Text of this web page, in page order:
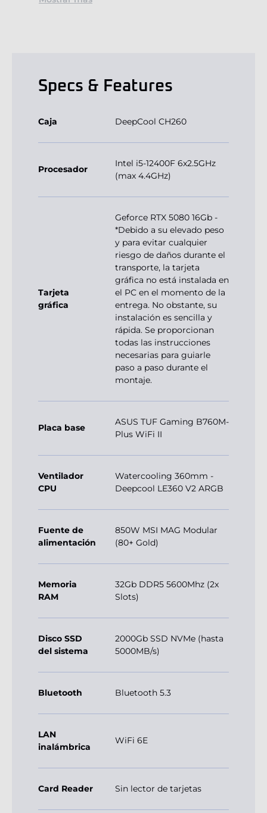
Specs & Features
Caja DeepCool CH260
Procesador
Intel i5-12400F 6x2.5GHz
(max 4.4GHz)
Tarjeta
gráfica
Geforce RTX 5080 16Gb -
*Debido a su elevado peso
y para evitar cualquier
riesgo de daños durante el
transporte, la tarjeta
gráfica no está instalada en
el PC en el momento de la
entrega. No obstante, su
instalación es sencilla y
rápida. Se proporcionan
todas las instrucciones
necesarias para guiarle
paso a paso durante el
montaje.
Placa base
ASUS TUF Gaming B760M-
Plus WiFi II
Ventilador
CPU
Watercooling 360mm -
Deepcool LE360 V2 ARGB
Fuente de
alimentación
850W MSI MAG Modular
(80+ Gold)
Memoria
RAM
32Gb DDR5 5600Mhz (2x
Slots)
Disco SSD
del sistema
2000Gb SSD NVMe (hasta
5000MB/s)
Bluetooth Bluetooth 5.3
LAN
inalámbrica
WiFi 6E
Card Reader Sin lector de tarjetas